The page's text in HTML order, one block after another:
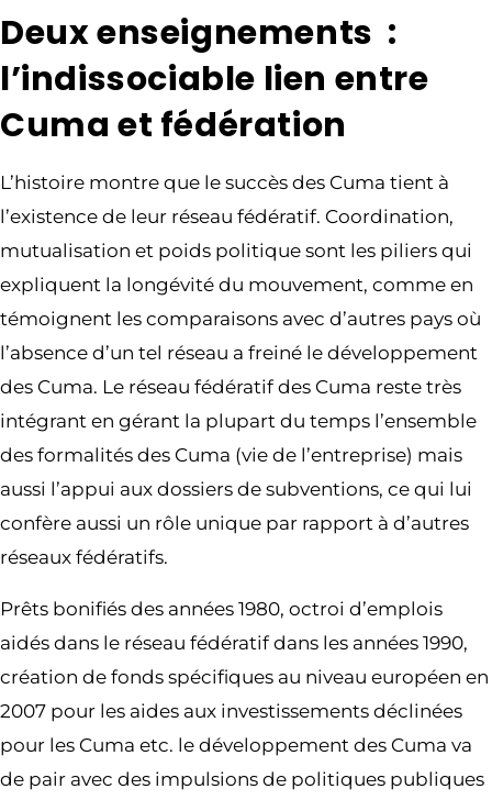
Deux enseignements :
l’indissociable lien entre
Cuma et fédération
L’histoire montre que le succès des Cuma tient à
l’existence de leur réseau fédératif. Coordination,
mutualisation et poids politique sont les piliers qui
expliquent la longévité du mouvement, comme en
témoignent les comparaisons avec d’autres pays où
l’absence d’un tel réseau a freiné le développement
des Cuma. Le réseau fédératif des Cuma reste très
intégrant en gérant la plupart du temps l’ensemble
des formalités des Cuma (vie de l’entreprise) mais
aussi l’appui aux dossiers de subventions, ce qui lui
confère aussi un rôle unique par rapport à d’autres
réseaux fédératifs.
Prêts bonifiés des années 1980, octroi d’emplois
aidés dans le réseau fédératif dans les années 1990,
création de fonds spécifiques au niveau européen en
2007 pour les aides aux investissements déclinées
pour les Cuma etc. le développement des Cuma va
de pair avec des impulsions de politiques publiques